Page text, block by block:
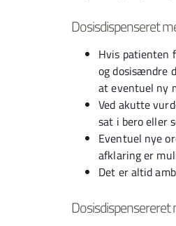
Dosisdispenseret
Hvis patienten
og dosisændre
at eventuel ny
Ved akutte
sat i bero eller
Eventuel nye
afklaring er
Det er altid